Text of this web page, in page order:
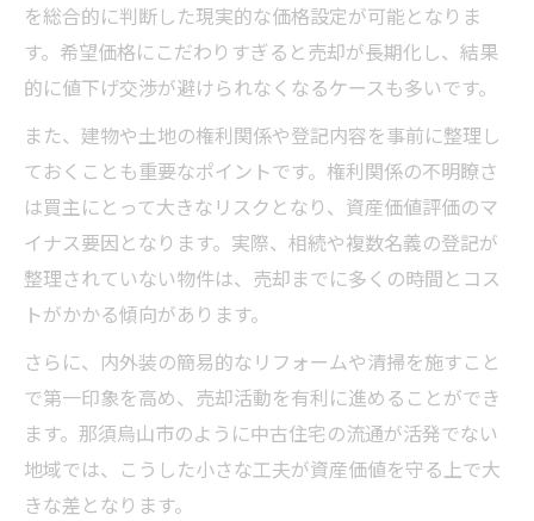
資産価値を守るなら不動産売却と買取どち
ら
資産価値維持のための効果的な売却戦略
不動産売却で高値を狙う戦略的な準備法
資産価値を維持する不動産売却の交渉術
市場動向を見極めた不動産売却のタイミン
グ
不動産売却時に有効なリフォーム活用法
不動産売却で損をしないポイントまとめ
人口減少下で有利に不動産を現金化する工夫
不動産売却で人口減少の影響を最小限に
現金化を早める不動産売却の工夫とは
買い手がつきにくい物件の不動産売却方法
を総合的に判断した現実的な価格設定が可能となりま
す。希望価格にこだわりすぎると売却が長期化し、結果
的に値下げ交渉が避けられなくなるケースも多いです。
また、建物や土地の権利関係や登記内容を事前に整理し
ておくことも重要なポイントです。権利関係の不明瞭さ
は買主にとって大きなリスクとなり、資産価値評価のマ
イナス要因となります。実際、相続や複数名義の登記が
整理されていない物件は、売却までに多くの時間とコス
トがかかる傾向があります。
さらに、内外装の簡易的なリフォームや清掃を施すこと
で第一印象を高め、売却活動を有利に進めることができ
ます。那須烏山市のように中古住宅の流通が活発でない
地域では、こうした小さな工夫が資産価値を守る上で大
きな差となります。